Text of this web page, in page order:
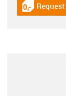
igus-icon-